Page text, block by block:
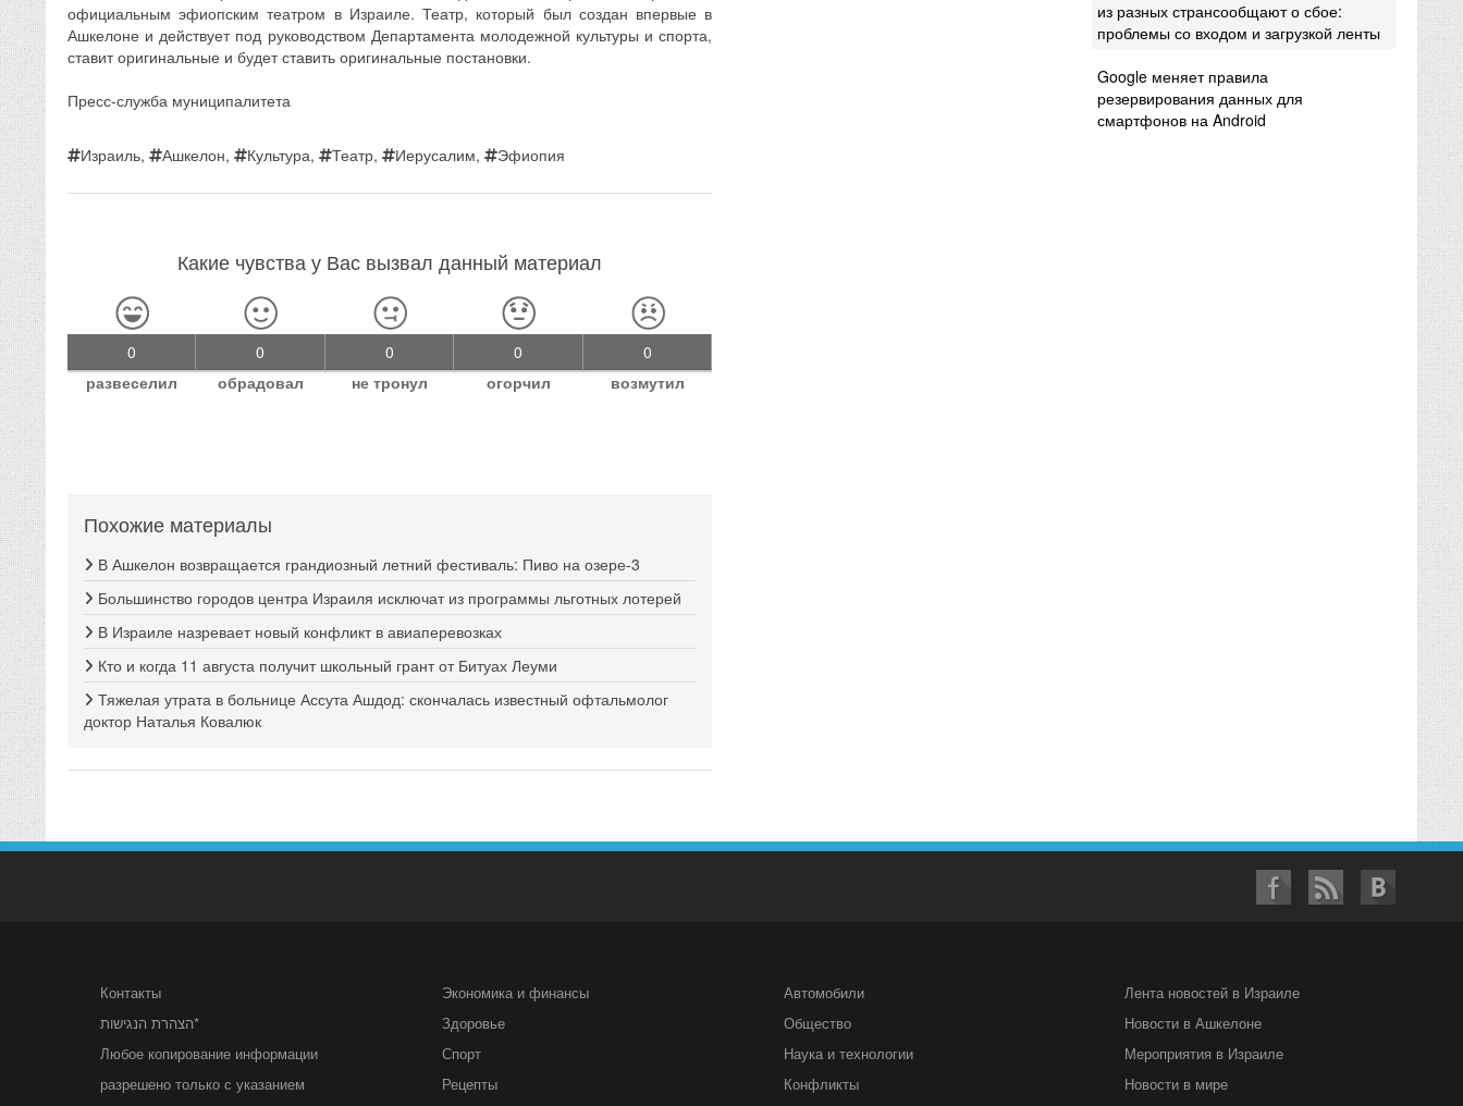
официальным эфиопским театром в Израиле. Театр, который был создан впервые в
Ашкелоне и действует под руководством Департамента молодежной культуры и спорта,
ставит оригинальные и будет ставить оригинальные постановки.
Пресс-служба муниципалитета
Израиль, Ашкелон, Культура, Театр, Иерусалим, Эфиопия
Какие чувства у Вас вызвал данный материал
0
развеселил
0
обрадовал
0
не тронул
0
огорчил
0
возмутил
Похожие материалы
В Ашкелон возвращается грандиозный летний фестиваль: Пиво на озере-3
Большинство городов центра Израиля исключат из программы льготных лотерей
В Израиле назревает новый конфликт в авиаперевозках
Кто и когда 11 августа получит школьный грант от Битуах Леуми
Тяжелая утрата в больнице Ассута Ашдод: скончалась известный офтальмолог
доктор Наталья Ковалюк
из разных странсообщают о сбое:
проблемы со входом и загрузкой ленты
Google меняет правила
резервирования данных для
смартфонов на Android
Контакты
הצהרת הנגישות*
Любое копирование информации
разрешено только с указанием
Экономика и финансы
Здоровье
Спорт
Рецепты
Автомобили
Общество
Наука и технологии
Конфликты
Лента новостей в Израиле
Новости в Ашкелоне
Мероприятия в Израиле
Новости в мире